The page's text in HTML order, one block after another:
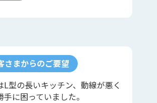
さまからのご要望
L型の長いキッチン、動線が悪く
手に困っていました。